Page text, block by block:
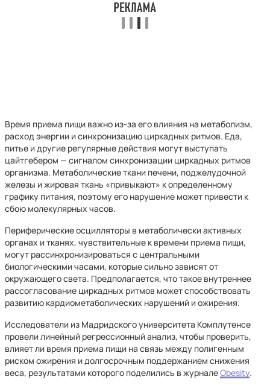
Время приема пищи важно из-за его влияния на метаболизм,
расход энергии и синхронизацию циркадных ритмов. Еда,
питье и другие регулярные действия могут выступать
цайтгебером — сигналом синхронизации циркадных ритмов
организма. Метаболические ткани печени, поджелудочной
железы и жировая ткань «привыкают» к определенному
графику питания, поэтому его нарушение может привести к
сбою молекулярных часов.
Периферические осцилляторы в метаболически активных
органах и тканях, чувствительные к времени приема пищи,
могут рассинхронизироваться с центральными
биологическими часами, которые сильно зависят от
окружающего света. Предполагается, что такое внутреннее
рассогласование циркадных ритмов может способствовать
развитию кардиометаболических нарушений и ожирения.
Исследователи из Мадридского университета Комплутенсе
провели линейный регрессионный анализ, чтобы проверить,
влияет ли время приема пищи на связь между полигенным
риском ожирения и долгосрочным поддержанием снижения
веса, результатами которого поделились в журналеObesity.